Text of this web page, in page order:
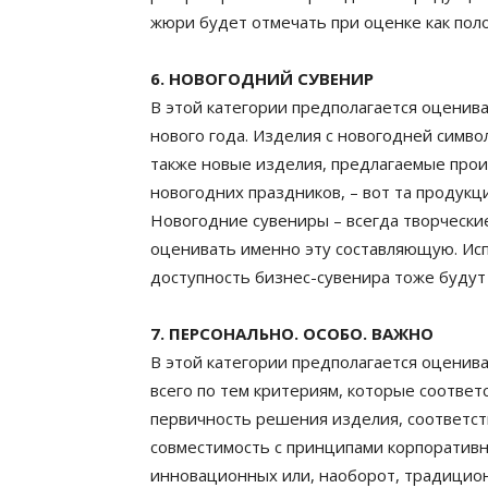
жюри будет отмечать при оценке как
6. НОВОГОДНИЙ СУВЕНИР
В этой категории предполагается
нового года. Изделия с новогодней
также новые изделия, предлагаемые
новогодних праздников, – вот та
Новогодние сувениры – всегда
оценивать именно эту составляющую.
доступность бизнес-сувенира тоже
7. ПЕРСОНАЛЬНО. ОСОБО. ВАЖНО
В этой категории предполагается
всего по тем критериям, которые
первичность решения изделия,
совместимость с принципами
инновационных или, наоборот,